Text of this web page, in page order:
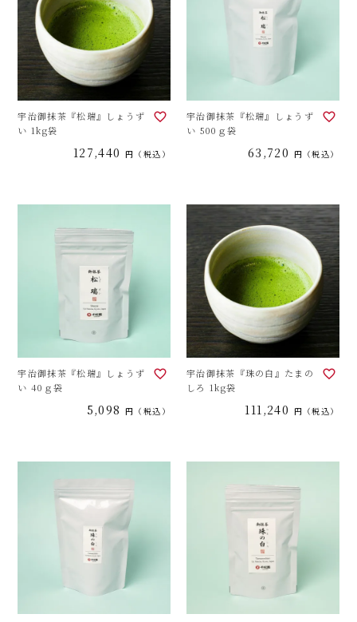
宇治御抹茶『松瑞』しょうず
い 1kg袋
127,440 税込
宇治御抹茶『松瑞』しょうず
い 500ｇ袋
63,720 税込
宇治御抹茶『松瑞』しょうず
い 40ｇ袋
5,098 税込
宇治御抹茶『珠の白』たまの
しろ 1kg袋
111,240 税込